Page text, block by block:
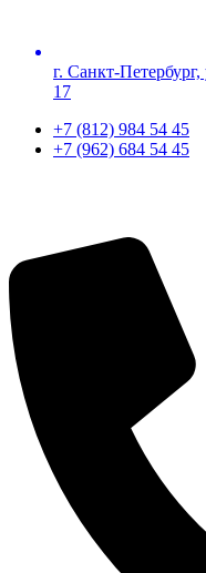
г. Санкт-
17
+7 (812) 984 54 45
+7 (962) 684 54 45